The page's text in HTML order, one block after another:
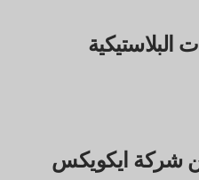
البلاستيكية
شركة ايكويكس